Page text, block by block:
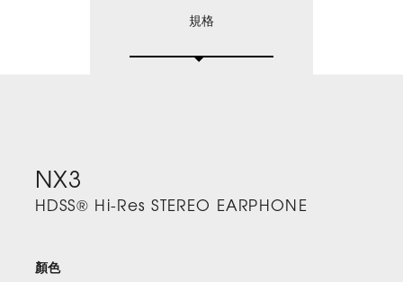
規格
NX3
HDSS® Hi-Res STEREO EARPHONE
顏色